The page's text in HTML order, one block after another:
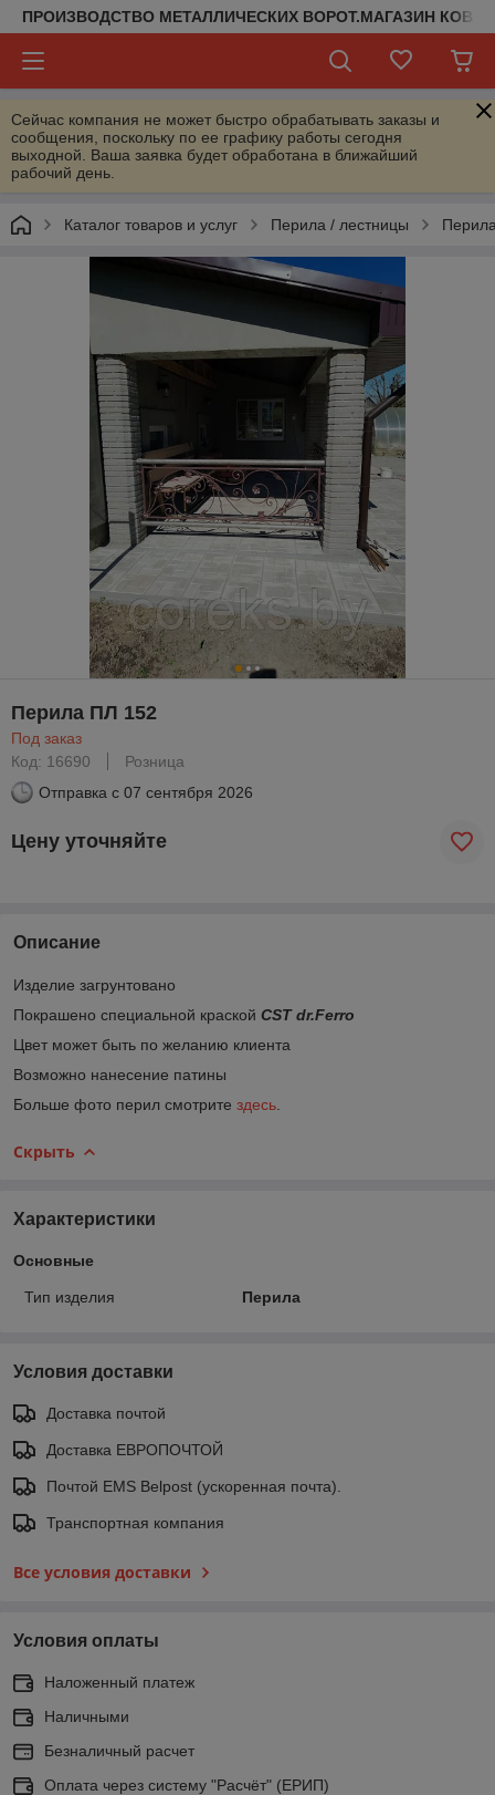
ПРОИЗВОДСТВО МЕТАЛЛИЧЕСКИХ ВОРОТ.МАГАЗИН
Сейчас компания не может быстро обрабатывать заказы и
сообщения, поскольку по ее графику работы сегодня
выходной. Ваша заявка будет обработана в ближайший
рабочий день.
Каталог товаров и услуг Перила / лестницы
Перила ПЛ 152
Под заказ
Код: 16690
Розница
Отправка с 07 сентября 2026
Цену уточняйте
Описание
Изделие загрунтовано
Покрашено специальной краской CST dr.Ferro
Цвет может быть по желанию клиента
Возможно нанесение патины
Больше фото перил смотрите здесь
Скрыть
Характеристики
Основные
Тип изделия Перила
Условия доставки
Доставка почтой
Доставка ЕВРОПОЧТОЙ
Почтой EMS Belpost (ускоренная почта).
Транспортная компания
Все условия доставки
Условия оплаты
Наложенный платеж
Наличными
Безналичный расчет
Оплата через систему "Расчёт" (ЕРИП)